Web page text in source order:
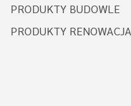
PRODUKTY BUDOWLE
PRODUKTY RENOWACJA